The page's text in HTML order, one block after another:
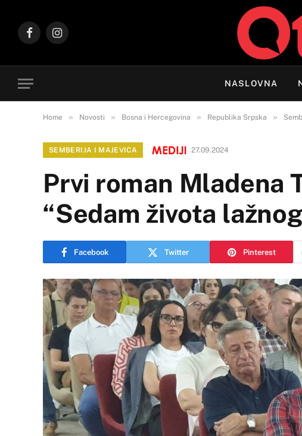
FacebookInstagram
NASLOVNA
Home » Novosti » Bosna i Hercegovina » Republika Srpska »
SEMBERIJA I MAJEVICA 27.09.2024
Prvi roman Mladena
“Sedam života
Facebook Twitter Pinterest